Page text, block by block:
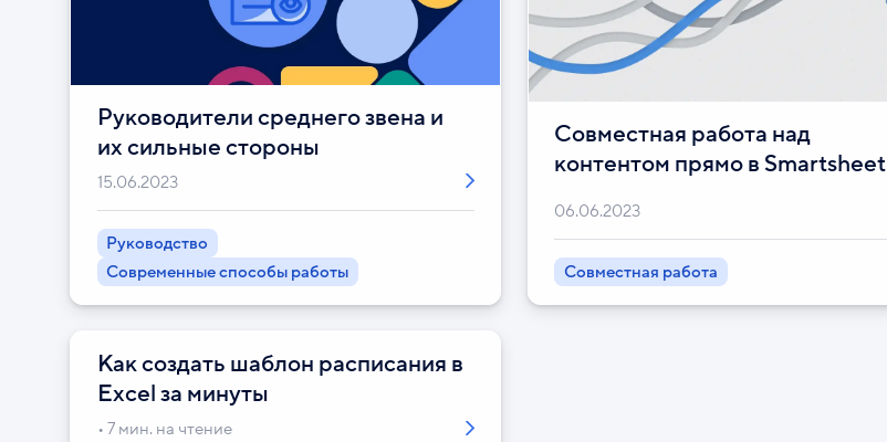
Руководители среднего звена и
их сильные стороны
15.06.2023
Руководство
Современные способы работы
Совместная работа над
контентом прямо в Smartsheet
06.06.2023
Совместная работа
Как создать шаблон расписания в
Excel за минуты
7 мин. на чтение